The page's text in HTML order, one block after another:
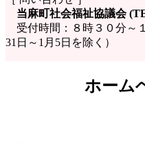
当麻町社会福祉協議会
受付時間：８時３０分～
31日～1月5日を除く）
ホーム